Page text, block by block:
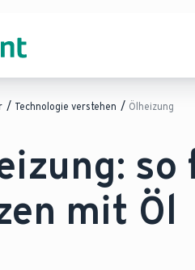
Technologie verstehen Ölheizung
mit Öl